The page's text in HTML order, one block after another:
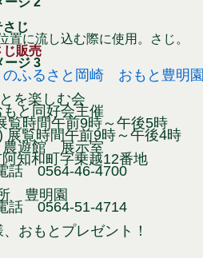
さじ
置に流し込む際に使用。さじ。
じ販売
ふるさと岡崎 おもと豊明園
を楽しむ会
同好会主催
時間午前9時～午後5時
午前9時～午後4時
遊館 展示室
和町字乗越12番地
46-4700
豊明園
51-4714
おもとプレゼント！